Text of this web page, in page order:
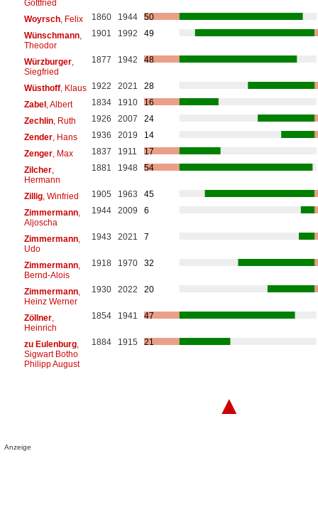
Gottfried
Woyrsch, Felix 1860 1944
50
Wünschmann,
Theodor
1901 1992 49
Würzburger,
Siegfried
1877 1942 48
Wüsthoff, Klaus 1922 2021
28
Zabel , Albert 1834 1910
16
Zechlin, Ruth 1926 2007
24
Zender, Hans 1936 2019
14
Zenger, Max 1837 1911
17
Zilcher,
Hermann
1881 1948 54
Zillig, Winfried 1905 1963
45
Zimmermann,
Aljoscha
1944 2009 6
Zimmermann,
Udo
1943 2021 7
Zimmermann,
Bernd-Alois
1918 1970 32
Zimmermann,
Heinz Werner
1930 2022 20
Zöllner,
Heinrich
1854 1941 47
zu Eulenburg,
Sigwart Botho
Philipp August
1884 1915 21
▲
Anzeige